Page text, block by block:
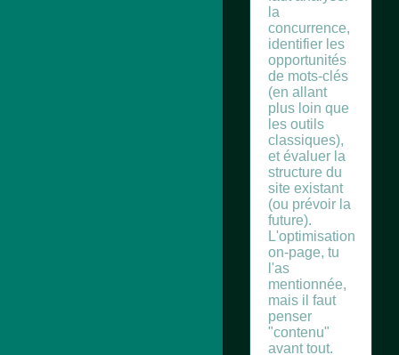
la
concurrence,
identifier les
opportunités
de mots-clés
(en allant
plus loin que
les outils
classiques),
et évaluer la
structure du
site existant
(ou prévoir la
future).
L'optimisation
on-page, tu
l'as
mentionnée,
mais il faut
penser
"contenu"
avant tout.